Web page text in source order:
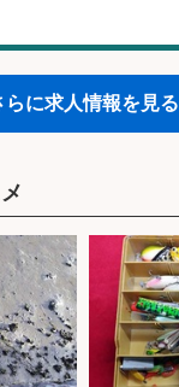
らに求人情報を見る